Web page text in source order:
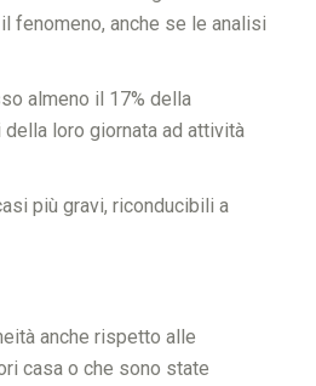
fenomeno, anche se le analisi
almeno il 17% della
loro giornata ad attività
più gravi, riconducibili a
anche rispetto alle
casa o che sono state